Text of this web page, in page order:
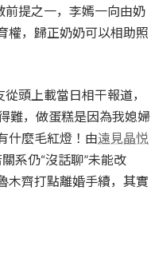
前提之一，李嫣一向由奶
權，歸正奶奶可以相助照
頭上載當日相干報道，
難，做蛋糕是因為我媳婦
什麼毛紅燈！由遠見晶悦
關系仍“沒話聊”未能改
木齊打點離婚手續，其實